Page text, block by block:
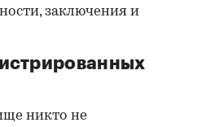
заключения и
никто не